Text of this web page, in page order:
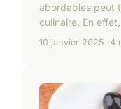
abordables peut
culinaire. En
10 janvier 2025 4